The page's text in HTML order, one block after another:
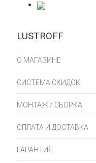
LUSTROFF
О МАГАЗИНЕ
СИСТЕМА СКИДОК
МОНТАЖ / СБОРКА
ОПЛАТА И ДОСТАВКА
ГАРАНТИЯ